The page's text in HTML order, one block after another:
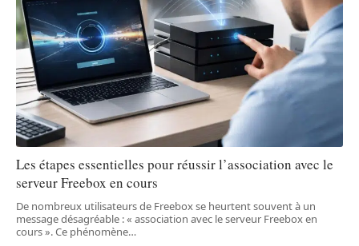
Les étapes essentielles pour réussir l’association avec le
serveur Freebox en cours
De nombreux utilisateurs de Freebox se heurtent souvent à un
message désagréable : « association avec le serveur Freebox en
cours ». Ce phénomène…